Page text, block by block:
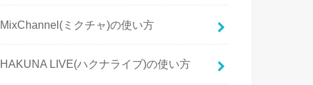
MixChannel(ミクチャ)の使い方
HAKUNA LIVE(ハクナライブ)の使い方